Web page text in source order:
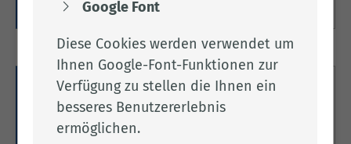
Weitere Informationen
Leitlinien zur Migration und
Integration
Google Font
Diese Cookies werden verwendet um
Ihnen Google-Font-Funktionen zur
Verfügung zu stellen die Ihnen ein
besseres Benutzererlebnis
ermöglichen.